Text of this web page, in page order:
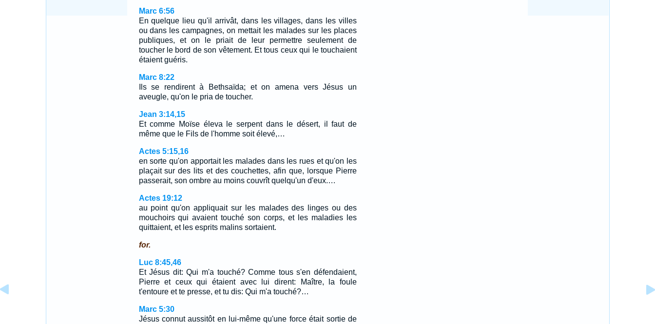
Marc 6:56
En quelque lieu qu'il arrivât, dans les villages, dans les villes
ou dans les campagnes, on mettait les malades sur les places
publiques, et on le priait de leur permettre seulement de
toucher le bord de son vêtement. Et tous ceux qui le touchaient
étaient guéris.
Marc 8:22
Ils se rendirent à Bethsaïda; et on amena vers Jésus un
aveugle, qu'on le pria de toucher.
Jean 3:14,15
Et comme Moïse éleva le serpent dans le désert, il faut de
même que le Fils de l'homme soit élevé,…
Actes 5:15,16
en sorte qu'on apportait les malades dans les rues et qu'on les
plaçait sur des lits et des couchettes, afin que, lorsque Pierre
passerait, son ombre au moins couvrît quelqu'un d'eux.…
Actes 19:12
au point qu'on appliquait sur les malades des linges ou des
mouchoirs qui avaient touché son corps, et les maladies les
quittaient, et les esprits malins sortaient.
for.
Luc 8:45,46
Et Jésus dit: Qui m'a touché? Comme tous s'en défendaient,
Pierre et ceux qui étaient avec lui dirent: Maître, la foule
t'entoure et te presse, et tu dis: Qui m'a touché?…
Marc 5:30
Jésus connut aussitôt en lui-même qu'une force était sortie de